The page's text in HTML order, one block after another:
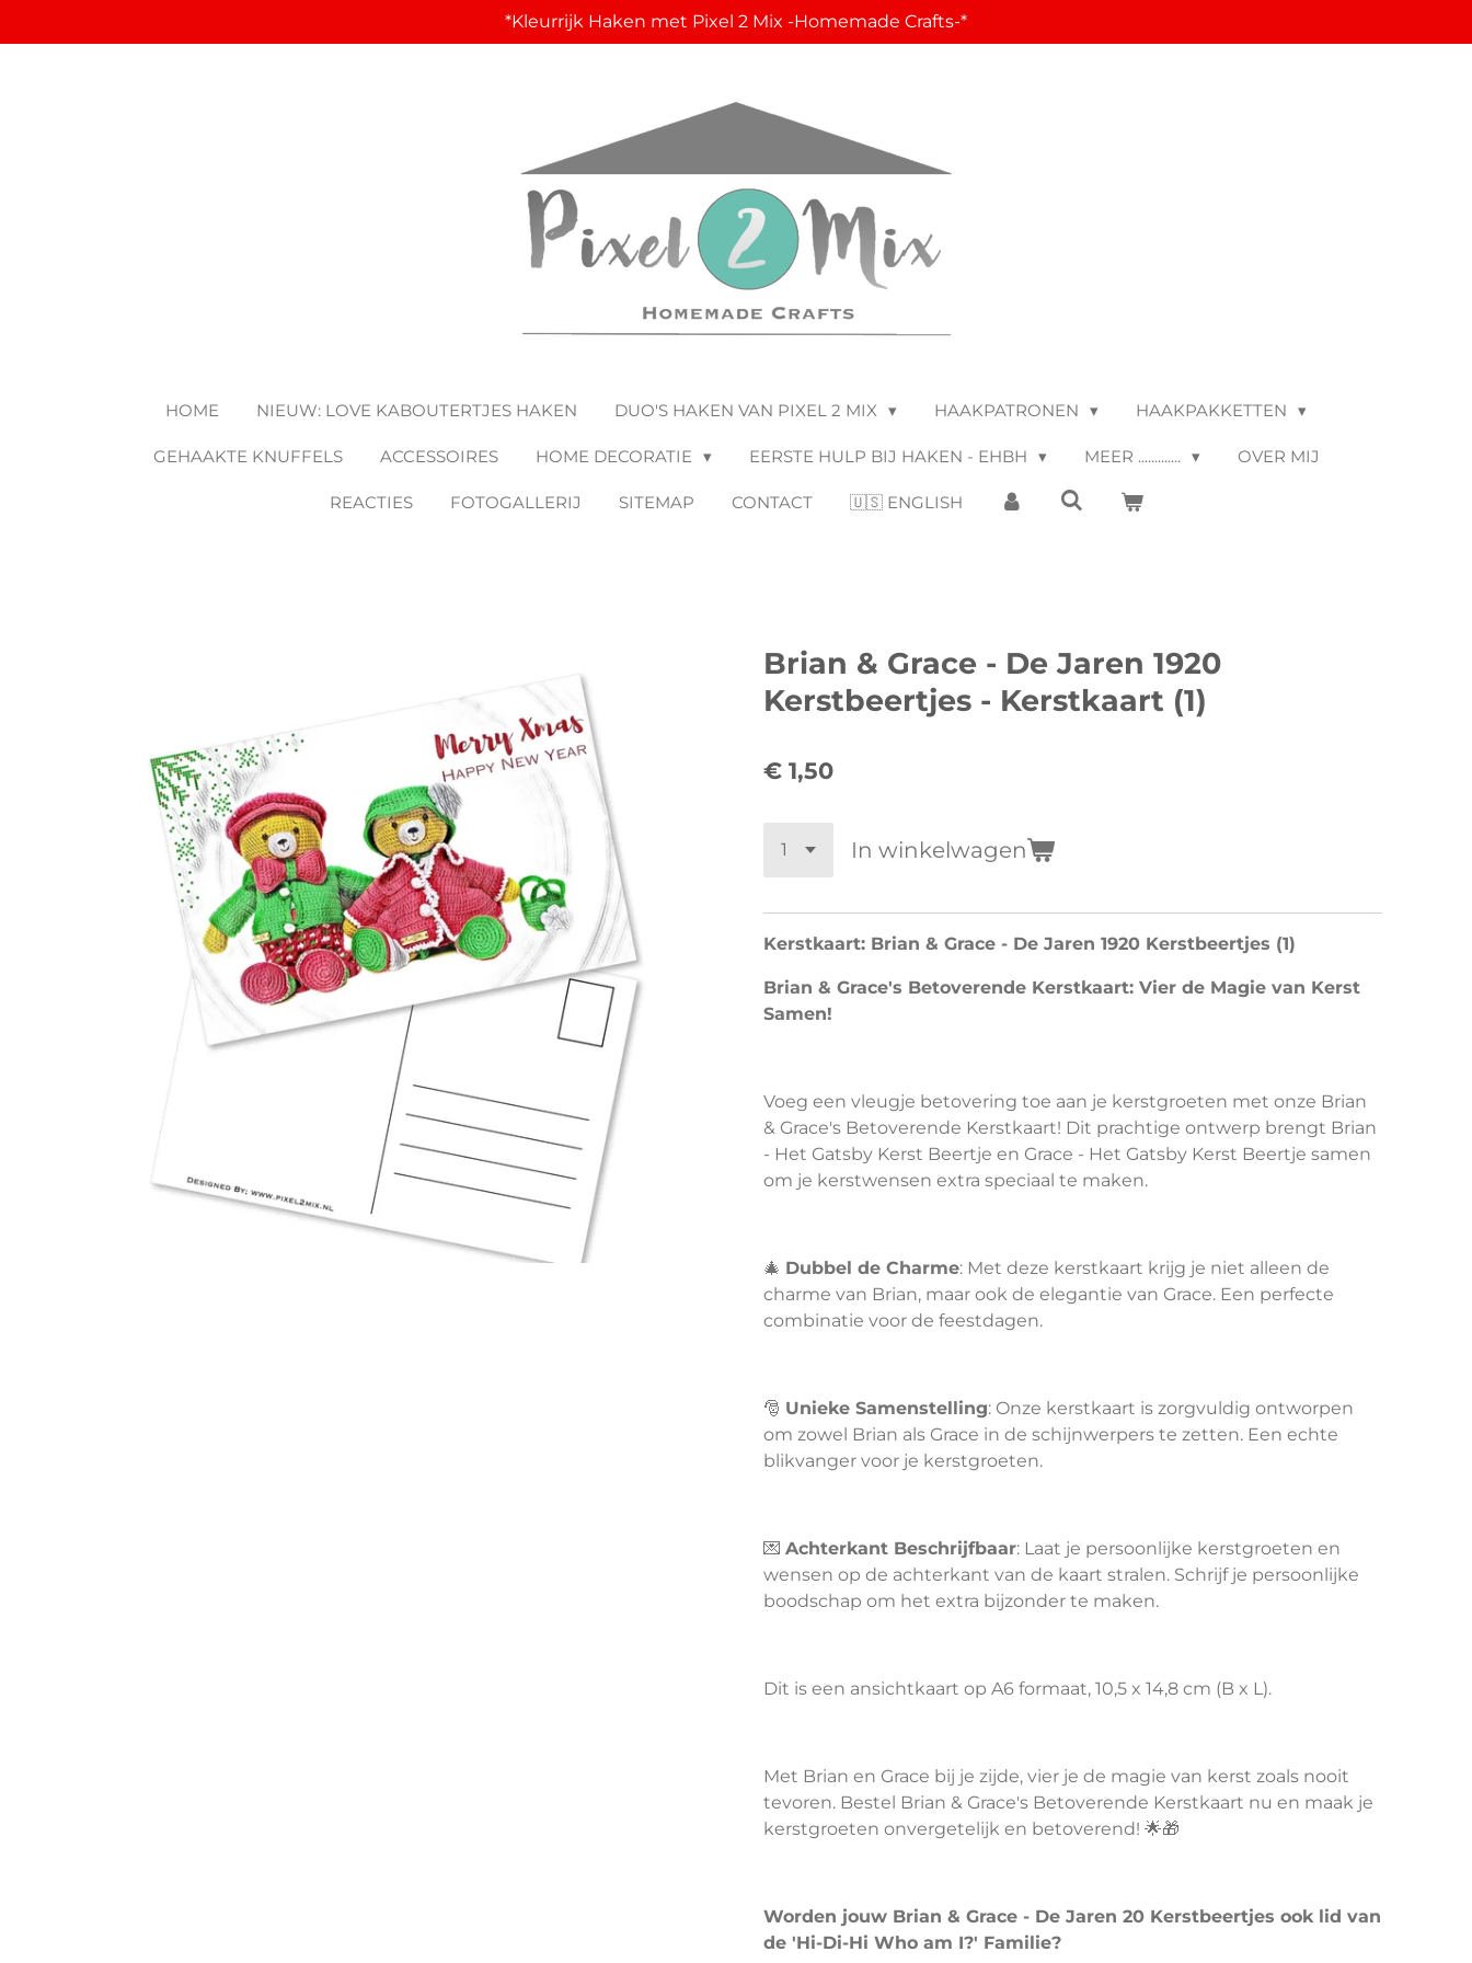
direct
*Kleurrijk Haken met Pixel 2 Mix -Homemade Crafts-*
HOME NIEUW: LOVE KABOUTERTJES HAKEN DUO'S HAKEN VAN PIXEL 2 MIX HAAKPATRONEN HAAKPAKKETTEN
GEHAAKTE KNUFFELS ACCESSOIRES HOME DECORATIE EERSTE HULP BIJ HAKEN - EHBH MEER ............. OVER MIJ
REACTIES FOTOGALLERIJ SITEMAP CONTACT 🇺🇸 ENGLISH
Brian & Grace - De Jaren 1920
Kerstbeertjes - Kerstkaart (1)
€ 1,50
In winkelwagen
Kerstkaart: Brian & Grace - De Jaren 1920 Kerstbeertjes (1)
Brian & Grace's Betoverende Kerstkaart: Vier de Magie van Kerst
Samen!
Voeg een vleugje betovering toe aan je kerstgroeten met onze Brian
& Grace's Betoverende Kerstkaart! Dit prachtige ontwerp brengt Brian
- Het Gatsby Kerst Beertje en Grace - Het Gatsby Kerst Beertje samen
om je kerstwensen extra speciaal te maken.
🎄 Dubbel de Charme: Met deze kerstkaart krijg je niet alleen de
charme van Brian, maar ook de elegantie van Grace. Een perfecte
combinatie voor de feestdagen.
🎅 Unieke Samenstelling: Onze kerstkaart is zorgvuldig ontworpen
om zowel Brian als Grace in de schijnwerpers te zetten. Een echte
blikvanger voor je kerstgroeten.
💌 Achterkant Beschrijfbaar: Laat je persoonlijke kerstgroeten en
wensen op de achterkant van de kaart stralen. Schrijf je persoonlijke
boodschap om het extra bijzonder te maken.
Dit is een ansichtkaart op A6 formaat, 10,5 x 14,8 cm (B x L).
Met Brian en Grace bij je zijde, vier je de magie van kerst zoals nooit
tevoren. Bestel Brian & Grace's Betoverende Kerstkaart nu en maak je
kerstgroeten onvergetelijk en betoverend! 🌟🎁
Worden jouw Brian & Grace - De Jaren 20 Kerstbeertjes ook lid van
de 'Hi-Di-Hi Who am I?' Familie?